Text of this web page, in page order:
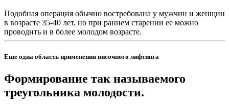
Подобная операция обычно востребована у мужчин и женщин
в возрасте 35-40 лет, но при раннем старении ее можно
проводить и в более молодом возрасте.
Еще одна область применения височного лифтинга
Формирование так называемого
треугольника молодости.